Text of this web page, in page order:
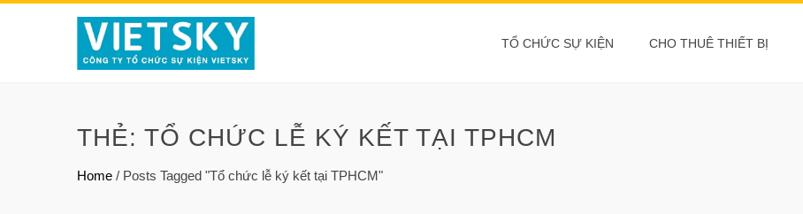
TỔ CHỨC SỰ KIỆN CHO THUÊ THIẾT BỊ
THẺ: TỔ CHỨC LỄ KÝ KẾT TẠI TPHCM
Home / Posts Tagged "Tổ chức lễ ký kết tại TPHCM"